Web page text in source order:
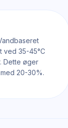
ved 35-45°C
Dette øger
20-30%.